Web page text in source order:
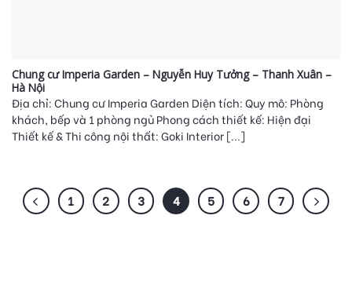
Chung cư Imperia Garden – Nguyễn Huy Tưởng – Thanh Xuân –
Hà Nội
Địa chỉ: Chung cư Imperia Garden Diện tích: Quy mô: Phòng
khách, bếp và 1 phòng ngủ Phong cách thiết kế: Hiện đại
Thiết kế & Thi công nội thất: Goki Interior [...]
1 2 3 4 5 6 7